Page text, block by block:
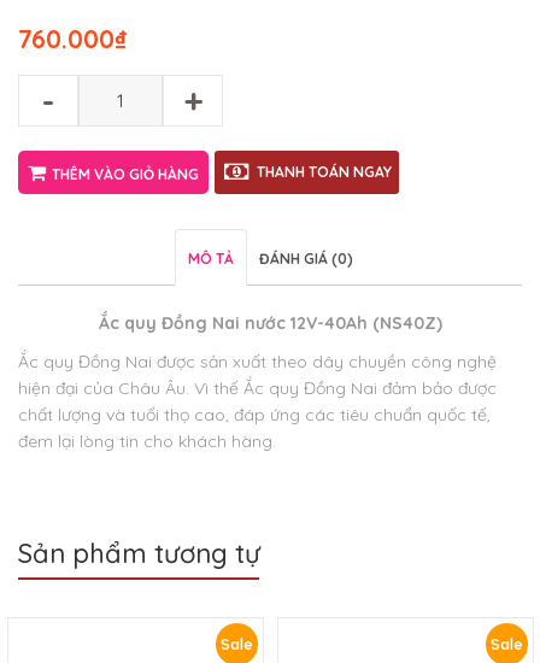
₫
760.000
- +
THÊM VÀO GIỎ HÀNG THANH TOÁN NGAY
MÔ TẢ ĐÁNH GIÁ (0)
Ắc quy Đồng Nai nước 12V-40Ah (NS40Z)
Ắc quy Đồng Nai được sản xuất theo dây chuyền công nghệ
hiện đại của Châu Âu. Vì thế Ắc quy Đồng Nai đảm bảo được
chất lượng và tuổi thọ cao, đáp ứng các tiêu chuẩn quốc tế,
đem lại lòng tin cho khách hàng.
Sản phẩm tương tự
Sale Sale